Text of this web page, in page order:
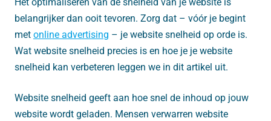
belangrijker dan ooit tevoren. Zorg dat – vóór je begint
met online advertising – je website snelheid op orde is.
Wat website snelheid precies is en hoe je je website
snelheid kan verbeteren leggen we in dit artikel uit.
Website snelheid geeft aan hoe snel de inhoud op jouw
website wordt geladen. Mensen verwarren website